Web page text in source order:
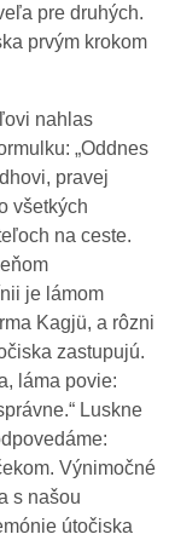
pre druhých.
prvým krokom
nahlas
„Oddnes
pravej
všetkých
na ceste.
je lámom
Kagjü, a rôzni
zastupujú.
láma povie:
Luskne
Výnimočné
s našou
útočiska